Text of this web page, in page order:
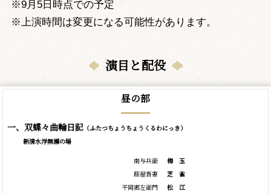
※9月5日時点での予定
※上演時間は変更になる可能性があります。
演目と配役
昼の部
一、双蝶々曲輪日記（ふたつちょうちょうくるわにっき）
新清水浮無瀬の場
南与兵衛
藤屋吾妻
平岡郷左衛門
梅
玉
芝
雀
松
江